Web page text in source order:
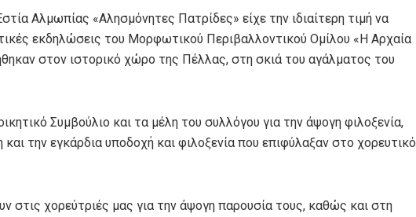
Αλμωπίας «Αλησμόνητες Πατρίδες» είχε την ιδιαίτερη τιμή να
εκδηλώσεις του Μορφωτικού Περιβαλλοντικού Ομίλου «Η Αρχαία
στον ιστορικό χώρο της Πέλλας, στη σκιά του αγάλματος του
Συμβούλιο και τα μέλη του συλλόγου για την άψογη φιλοξενία,
και την εγκάρδια υποδοχή και φιλοξενία που επιφύλαξαν στο χορευτικό
στις χορεύτριές μας για την άψογη παρουσία τους, καθώς και στη